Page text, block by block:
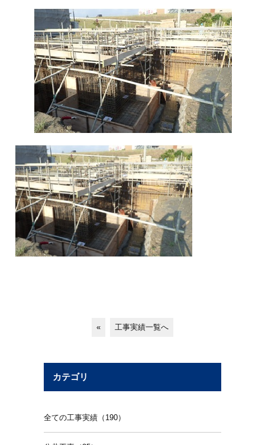
« 工事実績一覧へ
カテゴリ
全ての工事実績（190）